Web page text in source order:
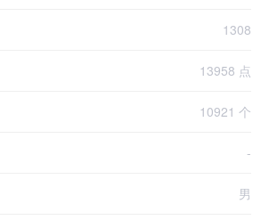
1308
13958 点
10921 个
-
男